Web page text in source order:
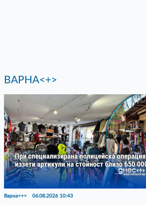
ВАРНА<+>
Варна<+> 06.08.2026 10:43